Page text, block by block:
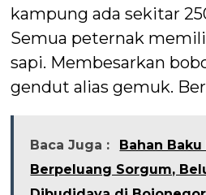
kampung ada sekitar
Semua peternak
sapi. Membesarkan
gendut alias gemuk.
Baca Juga :
Bahan
Berpeluang Sorgum,